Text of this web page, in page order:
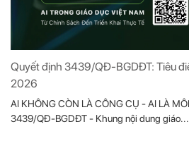
Quyết định 3439/QĐ-BGDĐT: Tiêu
2026
AI KHÔNG CÒN LÀ CÔNG CỤ - AI LÀ
3439/QĐ-BGDĐT - Khung nội dung giáo...